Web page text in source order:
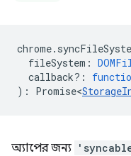
chrome.
fileSystem :
callback? :
) : Promise<
অ্যাপের জন্য